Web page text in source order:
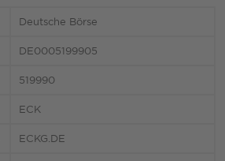
Deutsche Börse
DE0005199905
519990
ECK
ECKG.DE